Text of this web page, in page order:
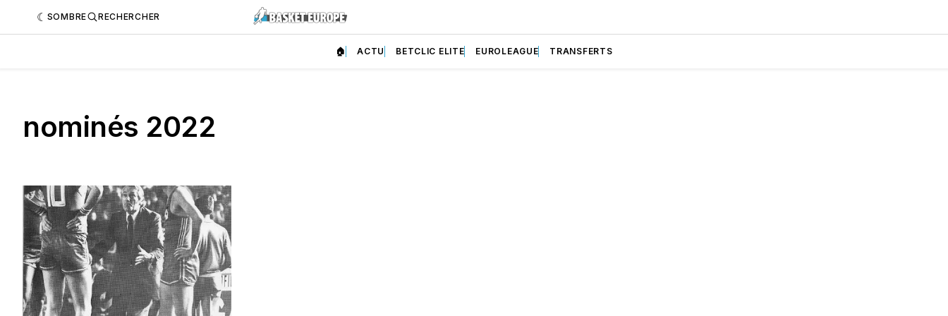
SOMBRE RECHERCHER
🏠 ACTU BETCLIC ELITE EUROLEAGUE TRANSFERTS
nominés 2022